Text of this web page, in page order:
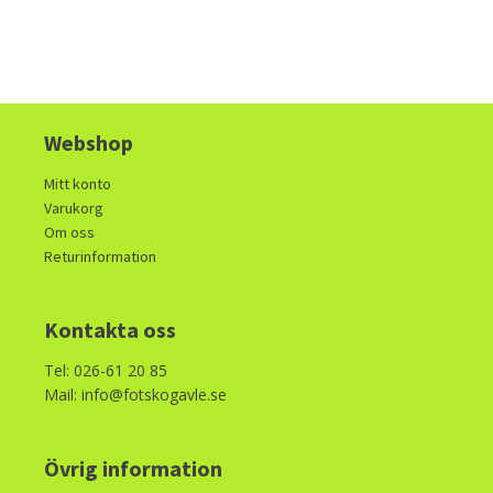
Webshop
Mitt konto
Varukorg
Om oss
Returinformation
Kontakta oss
Tel: 026-61 20 85
Mail: info@fotskogavle.se
Övrig information